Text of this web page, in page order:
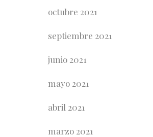
octubre 2021
septiembre 2021
junio 2021
mayo 2021
abril 2021
marzo 2021